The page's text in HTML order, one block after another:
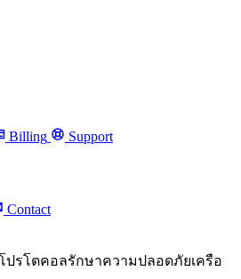
Billing Support
Contact